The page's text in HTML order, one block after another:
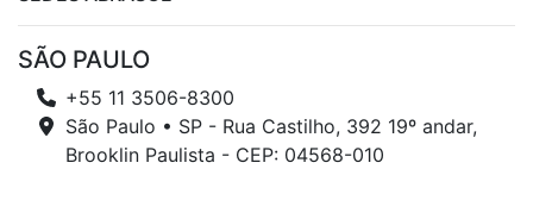
SÃO PAULO
+55 11 3506-8300
São Paulo • SP - Rua Castilho, 392 19º andar,
Brooklin Paulista - CEP: 04568-010